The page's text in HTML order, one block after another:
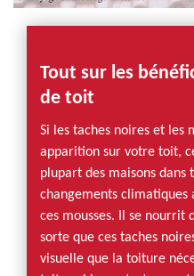
Tout sur les
de toit
Si les taches noires et les
apparition sur votre toit,
plupart des maisons
changements climatiques
ces mousses. Il se nourrit
sorte que ces taches
visuelle que la toiture